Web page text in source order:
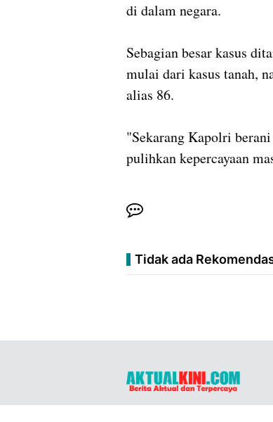
di dalam negara.
Sebagian besar kasus
mulai dari kasus tanah,
alias 86.
"Sekarang Kapolri
pulihkan kepercayaan
Tidak ada